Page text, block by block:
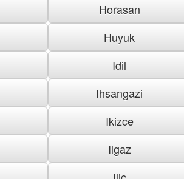
Horasan
Huyuk
Idil
Ihsangazi
Ikizce
Ilgaz